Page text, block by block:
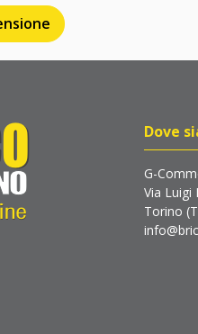
Dove
G-
Via Luigi
Torino